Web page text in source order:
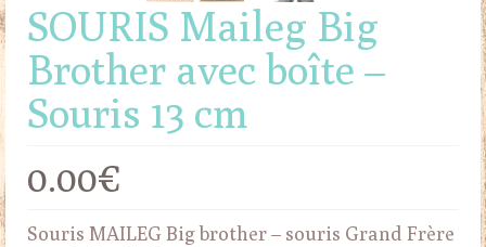
SOURIS Maileg Big
Brother avec boîte –
Souris 13 cm
0.00€
Souris MAILEG Big brother – souris Grand Frère